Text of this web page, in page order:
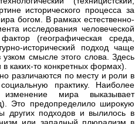
исторического процесса за
богом. В рамках естественно-
исследования человеческой
(географическая среда,
исторический подход чаще
смысле этого слова. Здесь
каких-то конкретных формах).
различаются по месту и роли в
практику. Наиболее
мира выказывает
Это предопределило широкую
других подходов и вылилось в